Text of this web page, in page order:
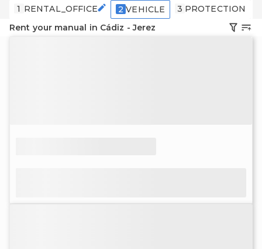
1 RENTAL_OFFICE 2 VEHICLE 3 PROTECTION
Rent your manual in Cádiz - Jerez